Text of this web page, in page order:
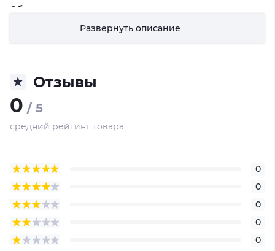
Общие:
Источник питания: 12 В постоянного тока
Установка: крепление на стену с помощью винтов;
не поддерживает распределительную коробку
Клавиатура:
Без клавиатуры (DS-K1802E и DS-K1802M)
Зуммер: бипер
Развернуть описание
Отзывы
0 / 5
средний рейтинг товара
0
0
0
0
0